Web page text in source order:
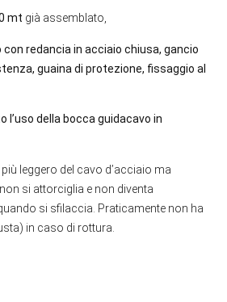
mt già assemblato,
redancia in acciaio chiusa, gancio
guaina di protezione, fissaggio al
l’uso della bocca guidacavo in
leggero del cavo d’acciaio ma
si attorciglia e non diventa
si sfilaccia. Praticamente non ha
in caso di rottura.